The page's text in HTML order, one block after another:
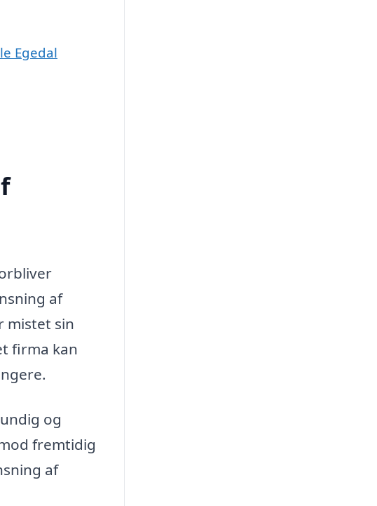
Egedal
af
mistet sin
firma kan
og
fremtidig
af